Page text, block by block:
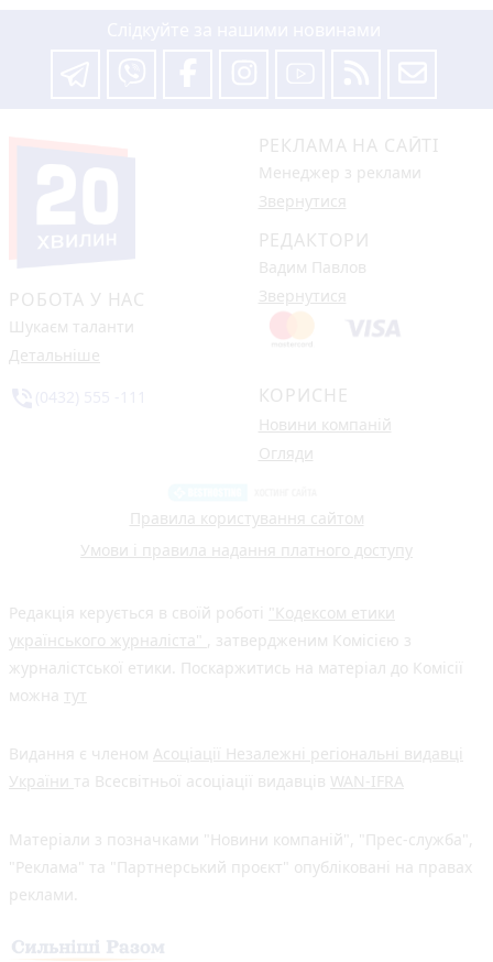
РОБОТА У НАС
Шукаєм таланти
Детальніше
РЕКЛАМА НА САЙТІ
Менеджер з реклами
Звернутися
РЕДАКТОРИ
Вадим Павлов
Звернутися
КОРИСНЕ
Новини компаній
Огляди
Правила користування сайтом
Умови і правила надання платного доступу
Редакція керується в своїй роботі "Кодексом етики
українського журналіста" , затвердженим Комісією з
журналістської етики. Поскаржитись на матеріал до Комісії
можна тут
Видання є членом Асоціації Незалежні регіональні видавці
України та Всесвітньої асоціації видавців WAN-IFRA
Матеріали з позначками "Новини компаній", "Прес-служба",
"Реклама" та "Партнерський проєкт" опубліковані на правах
реклами.